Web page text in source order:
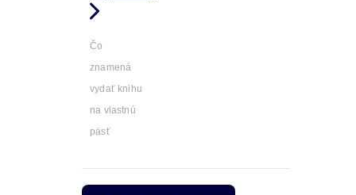
Čo
znamená
vydať knihu
na vlastnú
päsť